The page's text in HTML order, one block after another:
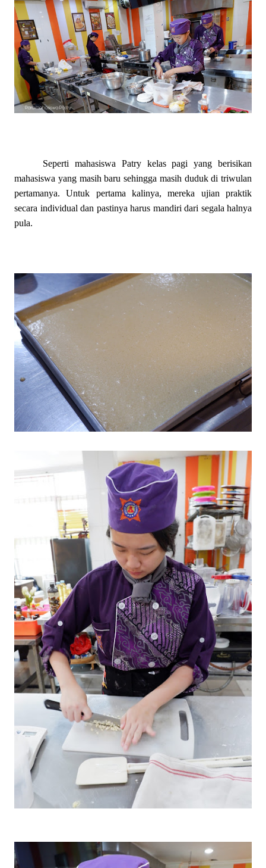
Seperti mahasiswa Patry kelas pagi yang berisikan
mahasiswa yang masih baru sehingga masih duduk di triwulan
pertamanya. Untuk pertama kalinya, mereka ujian praktik
secara individual dan pastinya harus mandiri dari segala halnya
pula.